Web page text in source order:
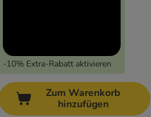
-10% Extra-Rabatt aktivieren
Zum Warenkorb
hinzufügen